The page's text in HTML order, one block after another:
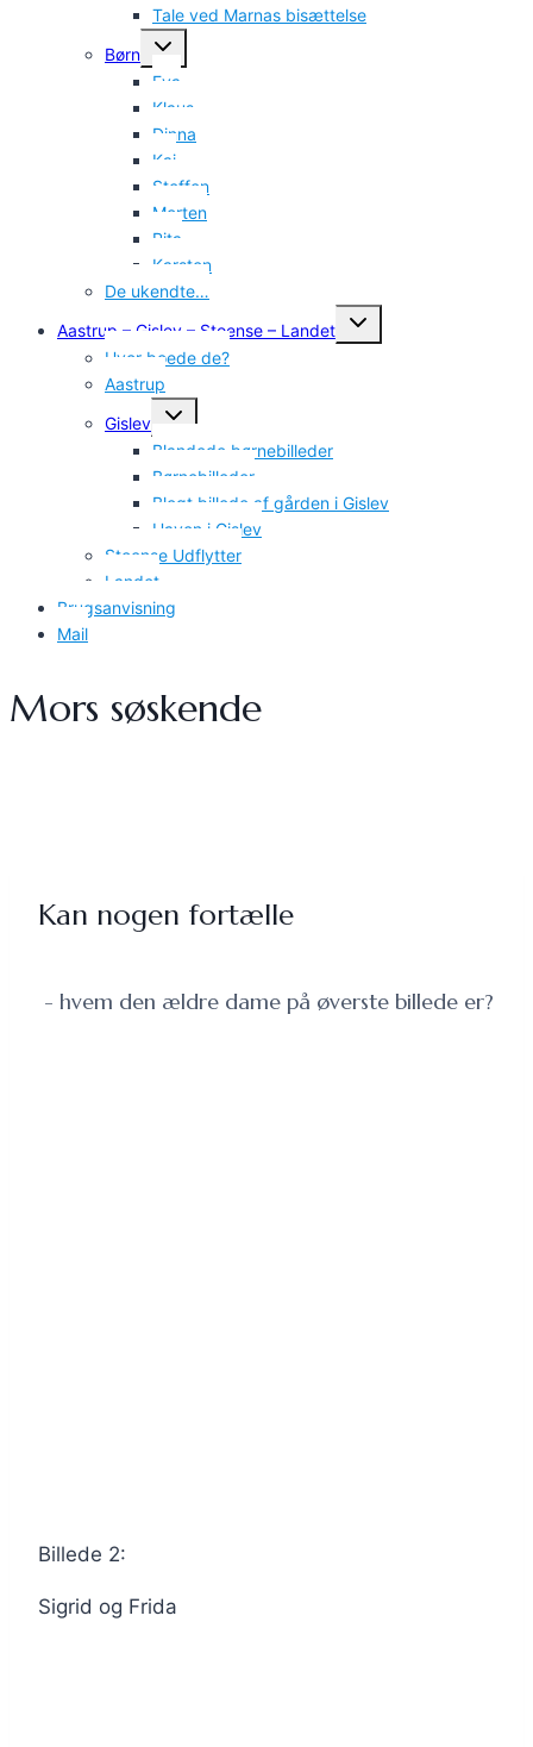
Tale ved Marnas bisættelse
Børn
Skift
Eva
Klaus
Dinna
Kaj
Steffen
Morten
Rita
Karsten
De ukendte…
Aastrup – Gislev – Stoense – Landet
Skift
Hvor boede de?
Aastrup
Gislev
Skift
undermenu
Blandede børnebilleder
Børnebilleder
Blegt billede af gården i Gislev
Haven i Gislev
Stoense Udflytter
Landet
Brugsanvisning
Mail
Mors søskende
Kan nogen fortælle
- hvem den ældre dame på øverste billede er?
Billede 2:
Sigrid og Frida